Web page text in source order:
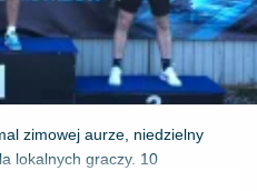
zimowej aurze, niedzielny
lokalnych graczy. 10